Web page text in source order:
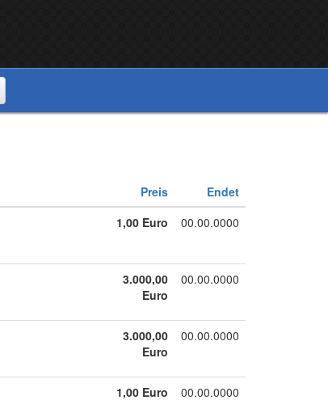
Preis
Endet
1,00 Euro 00.00.0000
3.000,00
Euro
00.00.0000
3.000,00
Euro
00.00.0000
1,00 Euro 00.00.0000